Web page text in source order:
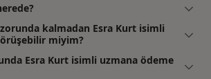
kalmadan Esra Kurt isimli
miyim?
Esra Kurt isimli uzmana ödeme